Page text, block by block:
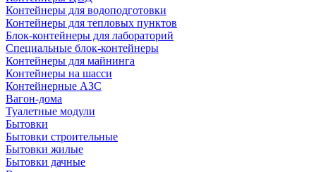
Контейнеры для водоподготовки
Контейнеры для тепловых пунктов
Блок-контейнеры для лабораторий
Специальные блок-контейнеры
Контейнеры для майнинга
Контейнеры на шасси
Контейнерные АЗС
Вагон-дома
Туалетные модули
Бытовки
Бытовки строительные
Бытовки жилые
Бытовки дачные